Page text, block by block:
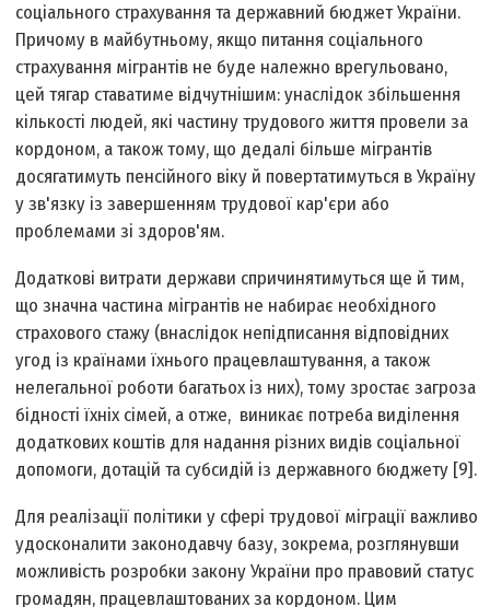
соціального страхування та державний бюджет України.
Причому в майбутньому, якщо питання соціального
страхування мігрантів не буде належно врегульовано,
цей тягар ставатиме відчутнішим: унаслідок збільшення
кількості людей, які частину трудового життя провели за
кордоном, а також тому, що дедалі більше мігрантів
досягатимуть пенсійного віку й повертатимуться в Україну
у зв'язку із завершенням трудової кар'єри або
проблемами зі здоров'ям.
Додаткові витрати держави спричинятимуться ще й тим,
що значна частина мігрантів не набирає необхідного
страхового стажу (внаслідок непідписання відповідних
угод із країнами їхнього працевлаштування, а також
нелегальної роботи багатьох із них), тому зростає загроза
бідності їхніх сімей, а отже, виникає потреба виділення
додаткових коштів для надання різних видів соціальної
допомоги, дотацій та субсидій із державного бюджету [9].
Для реалізації політики у сфері трудової міграції важливо
удосконалити законодавчу базу, зокрема, розглянувши
можливість розробки закону України про правовий статус
громадян, працевлаштованих за кордоном. Цим